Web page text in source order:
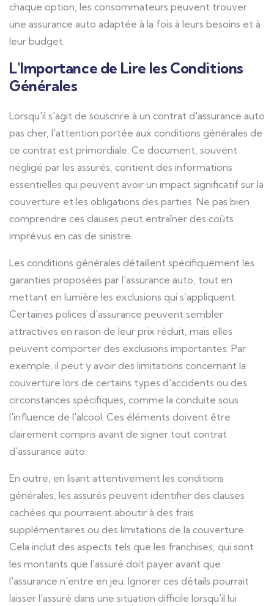
chaque option, les consommateurs peuvent trouver
une assurance auto adaptée à la fois à leurs besoins et à
leur budget.
L'Importance de Lire les Conditions
Générales
Lorsqu'il s'agit de souscrire à un contrat d'assurance auto
pas cher, l'attention portée aux conditions générales de
ce contrat est primordiale. Ce document, souvent
négligé par les assurés, contient des informations
essentielles qui peuvent avoir un impact significatif sur la
couverture et les obligations des parties. Ne pas bien
comprendre ces clauses peut entraîner des coûts
imprévus en cas de sinistre.
Les conditions générales détaillent spécifiquement les
garanties proposées par l'assurance auto, tout en
mettant en lumière les exclusions qui s’appliquent.
Certaines polices d'assurance peuvent sembler
attractives en raison de leur prix réduit, mais elles
peuvent comporter des exclusions importantes. Par
exemple, il peut y avoir des limitations concernant la
couverture lors de certains types d'accidents ou des
circonstances spécifiques, comme la conduite sous
l'influence de l'alcool. Ces éléments doivent être
clairement compris avant de signer tout contrat
d'assurance auto.
En outre, en lisant attentivement les conditions
générales, les assurés peuvent identifier des clauses
cachées qui pourraient aboutir à des frais
supplémentaires ou des limitations de la couverture.
Cela inclut des aspects tels que les franchises, qui sont
les montants que l'assuré doit payer avant que
l'assurance n'entre en jeu. Ignorer ces détails pourrait
laisser l'assuré dans une situation difficile lorsqu'il lui